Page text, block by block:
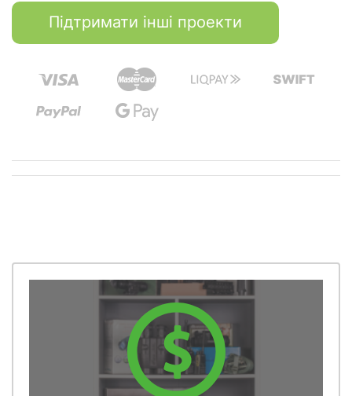
Підтримати інші проекти